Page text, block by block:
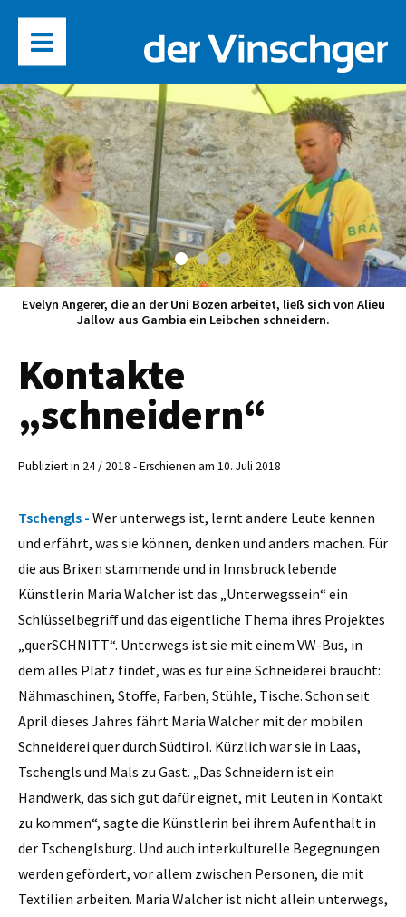
Evelyn Angerer, die an der Uni Bozen arbeitet, ließ sich von Alieu
Jallow aus Gambia ein Leibchen schneidern.
Kontakte
„schneidern“
Publiziert in 24 / 2018 - Erschienen am 10. Juli 2018
Tschengls - Wer unterwegs ist, lernt andere Leute kennen
und erfährt, was sie können, denken und anders machen. Für
die aus Brixen stammende und in Innsbruck lebende
Künstlerin Maria Walcher ist das „Unterwegssein“ ein
Schlüsselbegriff und das eigentliche Thema ihres Projektes
„querSCHNITT“. Unterwegs ist sie mit einem VW-Bus, in
dem alles Platz findet, was es für eine Schneiderei braucht:
Nähmaschinen, Stoffe, Farben, Stühle, Tische. Schon seit
April dieses Jahres fährt Maria Walcher mit der mobilen
Schneiderei quer durch Südtirol. Kürzlich war sie in Laas,
Tschengls und Mals zu Gast. „Das Schneidern ist ein
Handwerk, das sich gut dafür eignet, mit Leuten in Kontakt
zu kommen“, sagte die Künstlerin bei ihrem Aufenthalt in
der Tschenglsburg. Und auch interkulturelle Begegnungen
werden gefördert, vor allem zwischen Personen, die mit
Textilien arbeiten. Maria Walcher ist nicht allein unterwegs,